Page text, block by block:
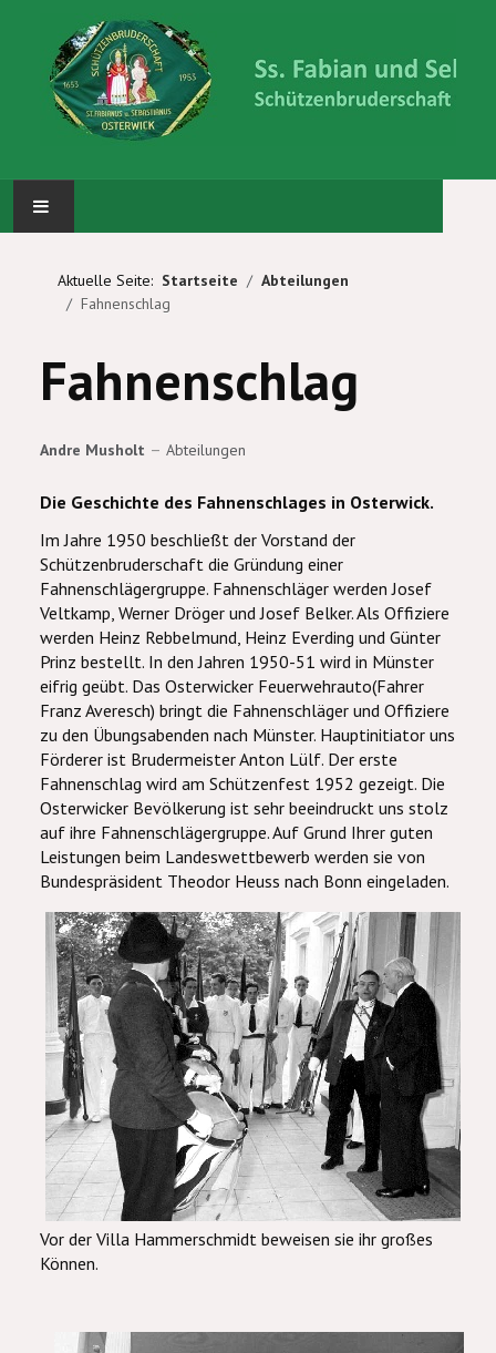
ABTEILUNGEN
KÖNIG UND PRINZEN
Aktuelle Seite: Startseite
Abteilungen
Fahnenschlag
Fahnenschlag
Andre Musholt Abteilungen
Die Geschichte des Fahnenschlages in Osterwick.
Im Jahre 1950 beschließt der Vorstand der
Schützenbruderschaft die Gründung einer
Fahnenschlägergruppe. Fahnenschläger werden Josef
Veltkamp, Werner Dröger und Josef Belker. Als Offiziere
werden Heinz Rebbelmund, Heinz Everding und Günter
Prinz bestellt. In den Jahren 1950-51 wird in Münster
eifrig geübt. Das Osterwicker Feuerwehrauto(Fahrer
Franz Averesch) bringt die Fahnenschläger und Offiziere
zu den Übungsabenden nach Münster. Hauptinitiator uns
Förderer ist Brudermeister Anton Lülf. Der erste
Fahnenschlag wird am Schützenfest 1952 gezeigt. Die
Osterwicker Bevölkerung ist sehr beeindruckt uns stolz
auf ihre Fahnenschlägergruppe. Auf Grund Ihrer guten
Leistungen beim Landeswettbewerb werden sie von
Bundespräsident Theodor Heuss nach Bonn eingeladen.
Vor der Villa Hammerschmidt beweisen sie ihr großes
Können.